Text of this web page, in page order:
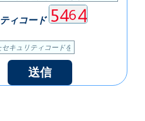
ィコード
送信